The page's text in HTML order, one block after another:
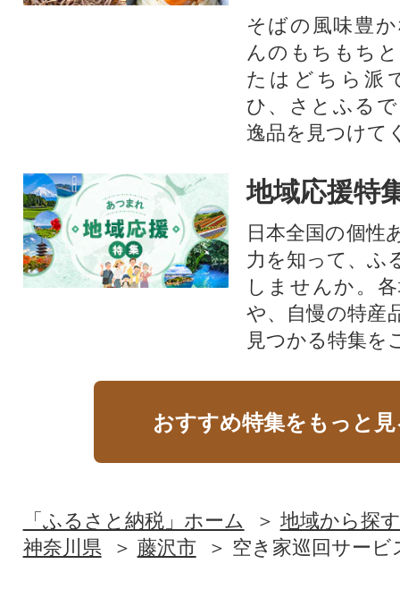
そばの風味豊
んのもちもち
たはどちら派
ひ、さとふる
逸品を見つけて
地域応援特
日本全国の個性
力を知って、ふ
しませんか。
や、自慢の特産
見つかる特集を
おすすめ特集をもっと
「ふるさと納税」ホーム
地域から探す
神奈川県
藤沢市 空き家巡回サービ